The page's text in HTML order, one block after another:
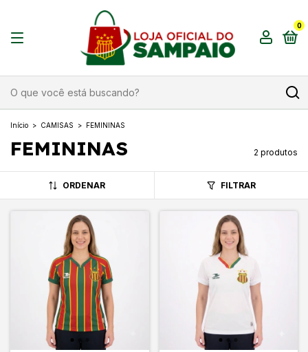
0
Início > CAMISAS > FEMININAS
FEMININAS 2 produtos
ORDENAR FILTRAR